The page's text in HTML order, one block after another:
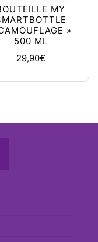
MY
»
500 ML
29,90€